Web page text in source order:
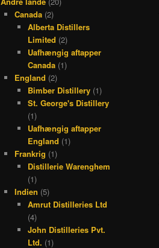
Canada(2)
Alberta Distillers
Limited (2)
Uafhængig aftapper
Canada (1)
England (2)
Bimber Distillery (1)
St. George's Distillery
(1)
Uafhængig aftapper
England (1)
Frankrig (1)
Distillerie Warenghem
(1)
Indien (5)
Amrut Distilleries Ltd
(4)
John Distilleries Pvt.
Ltd. (1)